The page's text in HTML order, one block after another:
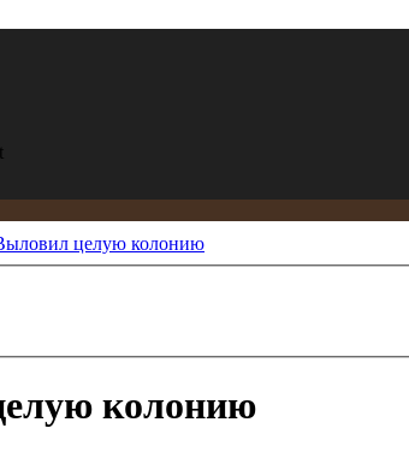
целую колонию
колонию